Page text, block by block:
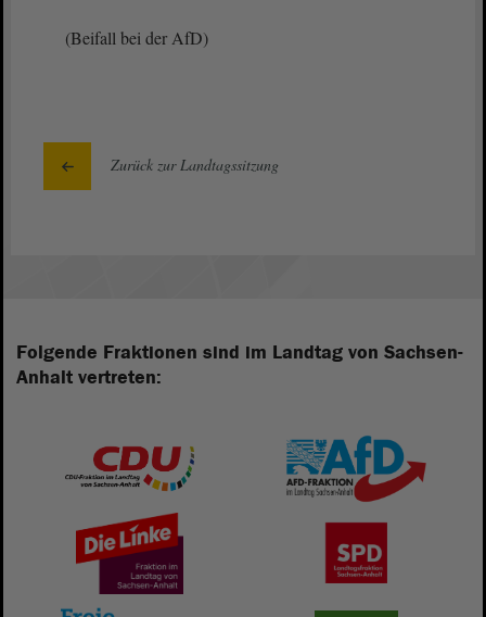
(Beifall bei der AfD)
Zurück zur Landtagssitzung
Folgende Fraktionen sind im Landtag von Sachsen-
Anhalt vertreten: